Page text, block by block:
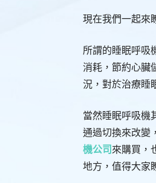
現在我們一起來
所謂的睡眠呼吸
消耗，節約心臟
況，對於治療睡
當然睡眠呼吸機
通過切換來改變
機公司 來購買，
地方，值得大家